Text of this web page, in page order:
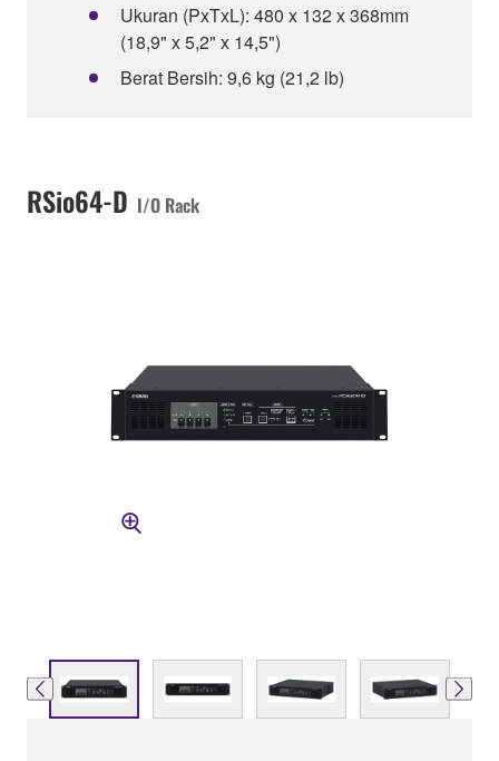
Ukuran (PxTxL): 480 x 132 x 368mm
(18,9" x 5,2" x 14,5")
Berat Bersih: 9,6 kg (21,2 lb)
RSio64-D I/O Rack